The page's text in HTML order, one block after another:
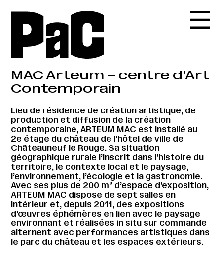
MAC Arteum – centre d’Art
Contemporain
Lieu de résidence de création artistique, de
production et diffusion de la création
contemporaine, ARTEUM MAC est installé au
2e étage du château de l’hôtel de ville de
Châteauneuf le Rouge. Sa situation
géographique rurale l’inscrit dans l’histoire du
territoire, le contexte local et le paysage,
l’environnement, l’écologie et la gastronomie.
Avec ses plus de 200 m² d’espace d’exposition,
ARTEUM MAC dispose de sept salles en
intérieur et, depuis 2011, des expositions
d’œuvres éphémères en lien avec le paysage
environnant et réalisées in situ sur commande
alternent avec performances artistiques dans
le parc du château et les espaces extérieurs.